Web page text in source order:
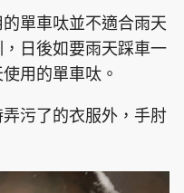
單車呔並不適合雨天
日後如要雨天踩車一
用的單車呔。
污了的衣服外，手肘